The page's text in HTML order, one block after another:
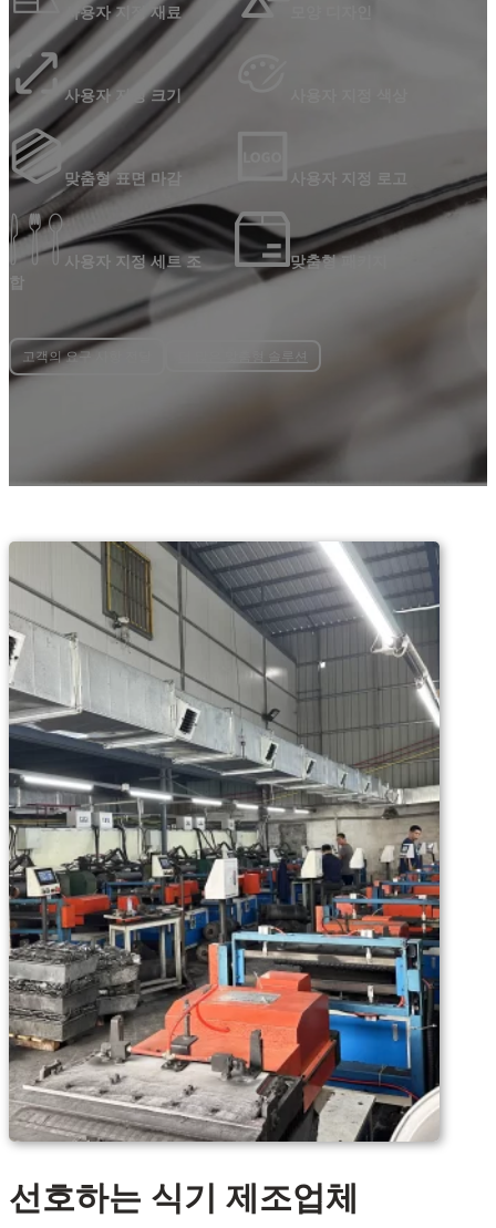
사용자 지정 재료
사용자 지정 크기
맞춤형 표면 마감 사용자 지정 로고
사용자 지정 세트 조
합
맞춤형 패키지
고객의 요구 사항 전달
선호하는 식기 제조업체